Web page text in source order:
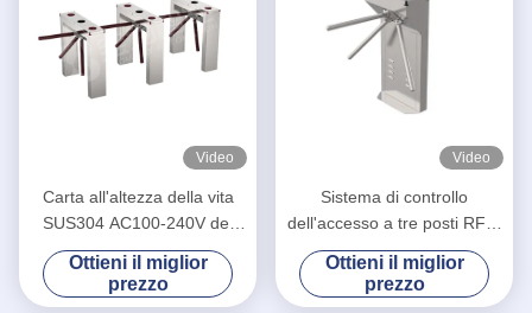
Video
Carta all'altezza della vita
SUS304 AC100-240V del
controllo di accesso RFID IC
del portone del cancello
girevole di sicurezza
Ottieni il miglior
prezzo
Video
Sistema di controllo
dell'accesso a tre posti RFID
semiautomatico a tre bracci
Ottieni il miglior
prezzo